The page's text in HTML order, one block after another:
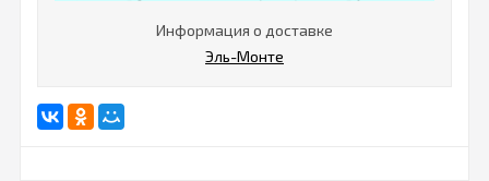
Информация о доставке
Эль-Монте